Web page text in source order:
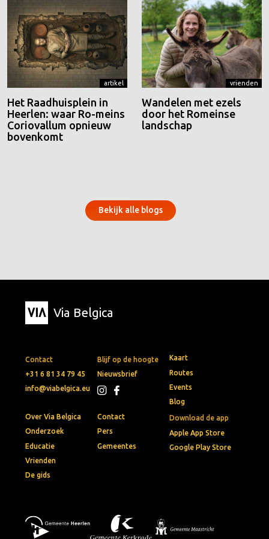
artikel
Het Raadhuisplein in
Heerlen: waar Ro-meins
Coriovallum opnieuw
bovenkomt
vrienden
Wandelen met ezels
door het Romeinse
landschap
Bekijk alle blogs
Via Belgica
Contact
+31 6 81 34 79 45
info@viabelgica.eu
Blijf op de hoogte
Nieuwsbrief
Download de app
Apple App Store
Google Play Store
Kaart
Routes
Events
Blog
Over Via Belgica
Onderzoek
Educatie
Vrienden
De gids
Contact
Pers
Gemeentes